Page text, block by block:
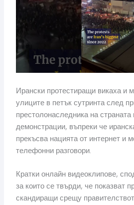
Ирански протестиращи викаха и
улиците в петък сутринта след
престолонаследника на страната
демонстрации, въпреки че
прекъсва нацията от интернет и
телефонни разговори.
Кратки онлайн видеоклипове,
за които се твърди, че показват
скандиращи срещу